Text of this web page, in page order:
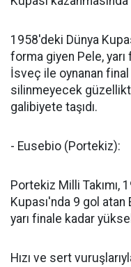
1958'deki Dünya
forma giyen Pele, yarı
İsveç ile oynanan final
silinmeyecek
galibiyete taşıdı.
- Eusebio (Portekiz):
Portekiz Milli Takımı,
Kupası'nda 9 gol atan
yarı finale kadar
Hızı ve sert